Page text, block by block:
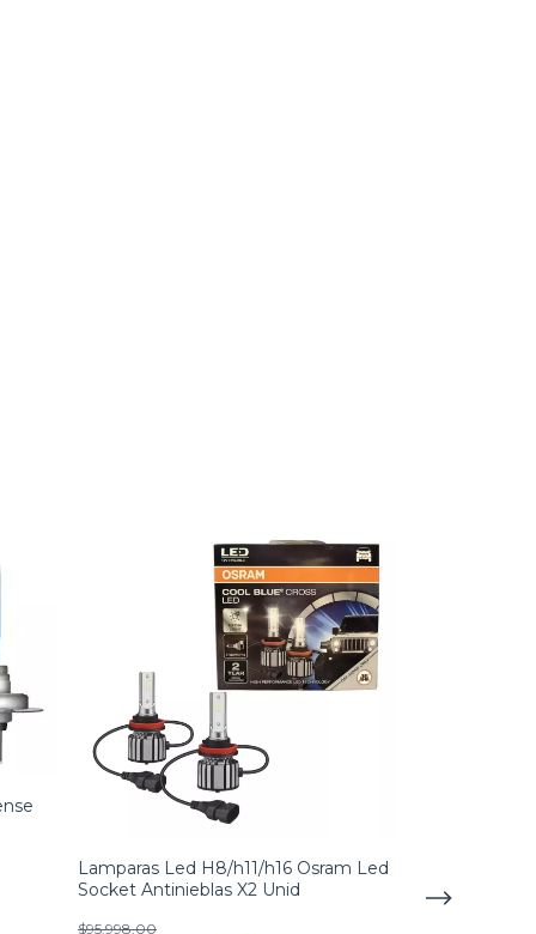
Lamparas Led H8/h11/h16 Osram Led
Socket Antinieblas X2 Unid
$95.998,00